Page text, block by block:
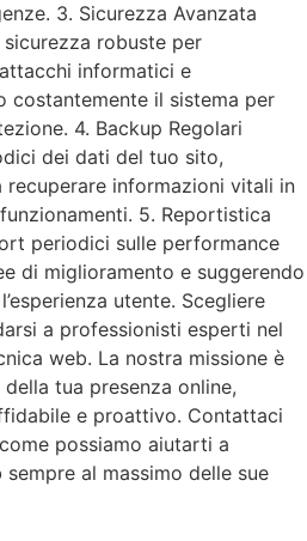
3. Sicurezza Avanzata
robuste per
informatici e
costantemente il sistema per
4. Backup Regolari
dei dati del tuo sito,
recuperare informazioni vitali in
5. Reportistica
periodici sulle performance
di miglioramento e suggerendo
utente. Scegliere
a professionisti esperti nel
web. La nostra missione è
tua presenza online,
e proattivo. Contattaci
possiamo aiutarti a
al massimo delle sue